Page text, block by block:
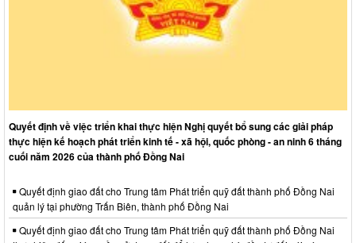
Quyết định về việc triển khai thực hiện Nghị quyết bổ sung các giải pháp
thực hiện kế hoạch phát triển kinh tế - xã hội, quốc phòng - an ninh 6 tháng
cuối năm 2026 của thành phố Đồng Nai
Quyết định giao đất cho Trung tâm Phát triển quỹ đất thành phố Đồng Nai
quản lý tại phường Trấn Biên, thành phố Đồng Nai
Quyết định giao đất cho Trung tâm Phát triển quỹ đất thành phố Đồng Nai